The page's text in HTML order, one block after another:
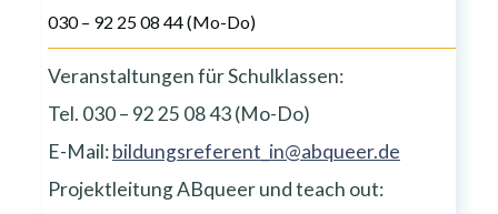
030 – 92 25 08 44 (Mo-Do)
Veranstaltungen für Schulklassen:
Tel. 030 – 92 25 08 43 (Mo-Do)
E-Mail:bildungsreferent_in@abqueer.de
Projektleitung ABqueer und teach out: